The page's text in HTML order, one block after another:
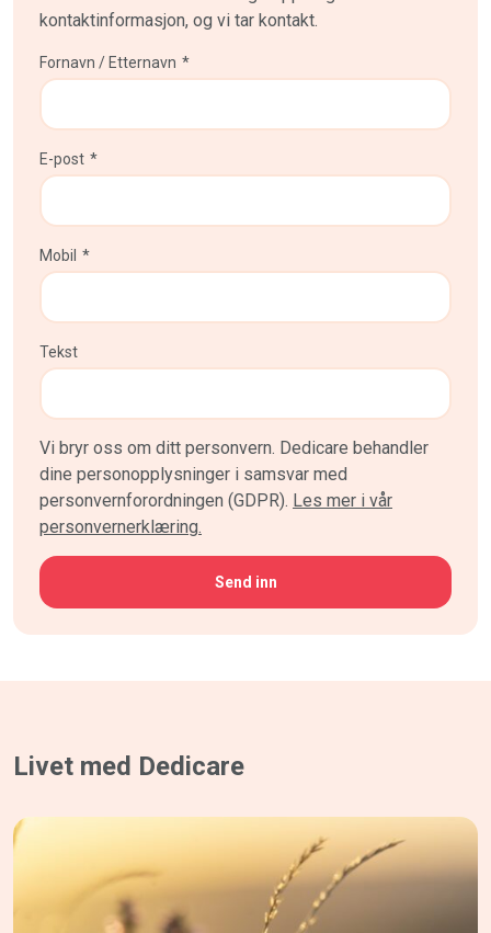
kontaktinformasjon, og vi tar kontakt.
Fornavn / Etternavn *
E-post *
Mobil *
Tekst
Vi bryr oss om ditt personvern. Dedicare behandler
dine personopplysninger i samsvar med
personvernforordningen (GDPR). Les mer i vår
personvernerklæring.
Livet med Dedicare